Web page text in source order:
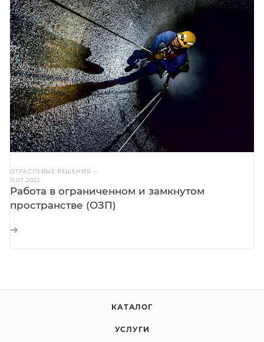
ОТРАСЛЕВЫЕ РЕШЕНИЯ—
11.07.2022
Работа в ограниченном и замкнутом
пространстве (ОЗП)
КАТАЛОГ
УСЛУГИ